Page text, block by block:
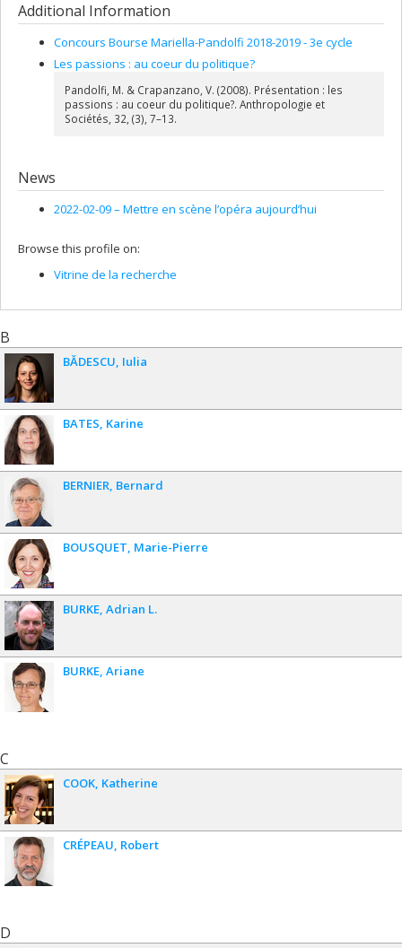
Additional Information
Concours Bourse Mariella-Pandolfi 2018-2019 - 3e cycle
Les passions : au coeur du politique?
Pandolfi, M. & Crapanzano, V. (2008). Présentation : les
passions : au coeur du politique?. Anthropologie et
Sociétés, 32, (3), 7–13.
News
2022-02-09 – Mettre en scène l’opéra aujourd’hui
Browse this profile on:
Vitrine de la recherche
B
BĂDESCU Iulia
BATES Karine
BERNIER Bernard
BOUSQUET Marie-Pierre
BURKE Adrian L.
BURKE Ariane
C
COOK Katherine
CRÉPEAU Robert
D